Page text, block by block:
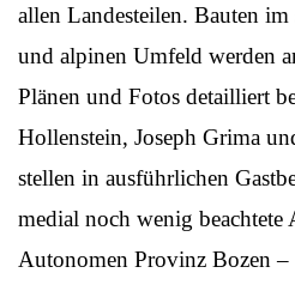
allen Landesteilen. Bauten
und alpinen Umfeld werden
Plänen und Fotos detailliert
Hollenstein, Joseph Grima
stellen in ausführlichen
medial noch wenig beachtete
Autonomen Provinz Bozen –